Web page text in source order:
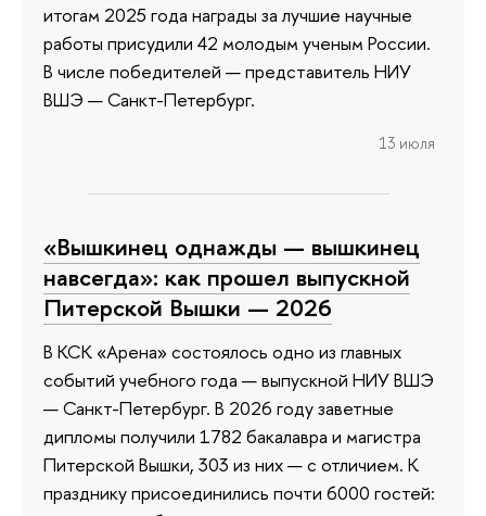
итогам 2025 года награды за лучшие научные
работы присудили 42 молодым ученым России.
В числе победителей — представитель НИУ
ВШЭ — Санкт-Петербург.
13 июля
«Вышкинец однажды — вышкинец
навсегда»: как прошел выпускной
Питерской Вышки — 2026
В КСК «Арена» состоялось одно из главных
событий учебного года — выпускной НИУ ВШЭ
— Санкт-Петербург. В 2026 году заветные
дипломы получили 1782 бакалавра и магистра
Питерской Вышки, 303 из них — с отличием. К
празднику присоединились почти 6000 гостей: